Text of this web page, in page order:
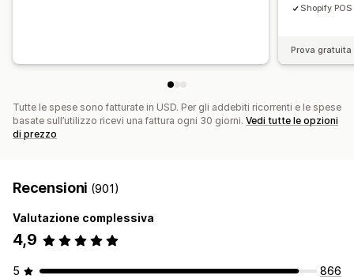
Shopify
Prova
Tutte le spese sono fatturate in USD. Per gli addebiti ricorrenti e le spese
basate sull’utilizzo ricevi una fattura ogni 30 giorni. Vedi tutte le opzioni
di prezzo
Recensioni (901)
Valutazione complessiva
4,9
5
866